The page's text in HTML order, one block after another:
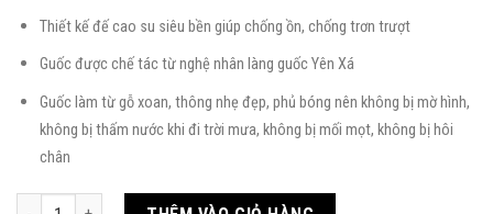
Thiết kế đế cao su siêu bền giúp chống ồn, chống trơn trượt
Guốc được chế tác từ nghệ nhân làng guốc Yên Xá
Guốc làm từ gỗ xoan, thông nhẹ đẹp, phủ bóng nên không bị mờ hình,
không bị thấm nước khi đi trời mưa, không bị mối mọt, không bị hôi
chân
Guốc mộc nghệ thuật thủy mặc hoa ly số lượng